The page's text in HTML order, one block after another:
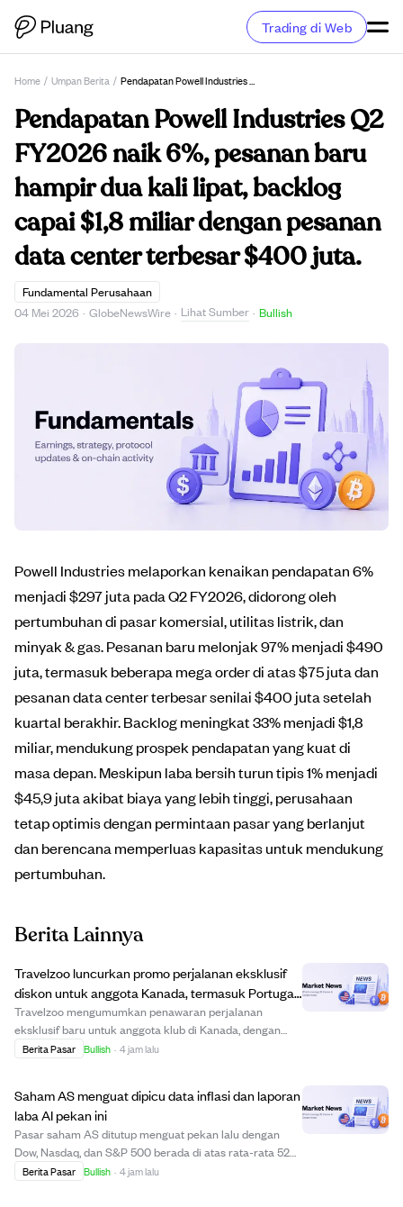
Trading di Web
Home / Umpan Berita / Pendapatan Powell Industries Q2 FY2026 Naik 6%, Pesanan Baru Hampir Dua Kali Lipat, Backlog Capai $1,8 Miliar Dengan Pesanan Data Center Terbesar $400 Juta.
Pendapatan Powell Industries Q2
FY2026 naik 6%, pesanan baru
hampir dua kali lipat, backlog
capai $1,8 miliar dengan pesanan
data center terbesar $400 juta.
Fundamental Perusahaan
04 Mei 2026 · GlobeNewsWire · Lihat Sumber · Bullish
Powell Industries melaporkan kenaikan pendapatan 6%
menjadi $297 juta pada Q2 FY2026, didorong oleh
pertumbuhan di pasar komersial, utilitas listrik, dan
minyak & gas. Pesanan baru melonjak 97% menjadi $490
juta, termasuk beberapa mega order di atas $75 juta dan
pesanan data center terbesar senilai $400 juta setelah
kuartal berakhir. Backlog meningkat 33% menjadi $1,8
miliar, mendukung prospek pendapatan yang kuat di
masa depan. Meskipun laba bersih turun tipis 1% menjadi
$45,9 juta akibat biaya yang lebih tinggi, perusahaan
tetap optimis dengan permintaan pasar yang berlanjut
dan berencana memperluas kapasitas untuk mendukung
pertumbuhan.
Berita Lainnya
Travelzoo luncurkan promo perjalanan eksklusif
diskon untuk anggota Kanada, termasuk Portugal
dan Maladewa
Travelzoo mengumumkan penawaran perjalanan
eksklusif baru untuk anggota klub di Kanada, dengan
paket diskon ke destinasi seperti Portugal, Maladewa,
Berita Pasar Bullish · 4 jam lalu
Saham AS menguat dipicu data inflasi dan laporan
laba AI pekan ini
Pasar saham AS ditutup menguat pekan lalu dengan
Dow, Nasdaq, dan S&P 500 berada di atas rata-rata 52
minggu yang naik. Investor menantikan laporan inflasi
Berita Pasar Bullish · 4 jam lalu